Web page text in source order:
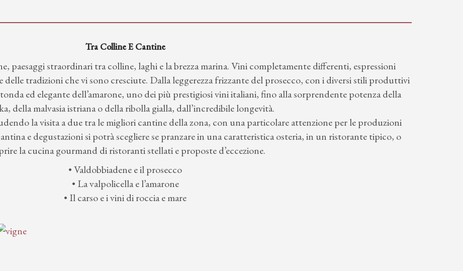
Tra Colline E Cantine
paesaggi straordinari tra colline, laghi e la brezza marina. Vini completamente differenti, espressioni
tradizioni che vi sono cresciute. Dalla leggerezza frizzante del prosecco, con i diversi stili produttivi
ed elegante dell’amarone, uno dei più prestigiosi vini italiani, fino alla sorprendente potenza della
della malvasia istriana o della ribolla gialla, dall’incredibile longevità.
la visita a due tra le migliori cantine della zona, con una particolare attenzione per le produzioni
e degustazioni si potrà scegliere se pranzare in una caratteristica osteria, in un ristorante tipico, o
la cucina gourmand di ristoranti stellati e proposte d’eccezione.
• Valdobbiadene e il prosecco
• La valpolicella e l’amarone
• Il carso e i vini di roccia e mare